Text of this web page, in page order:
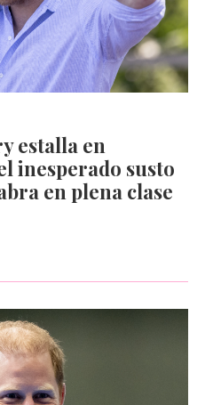
estalla en
inesperado susto
en plena clase